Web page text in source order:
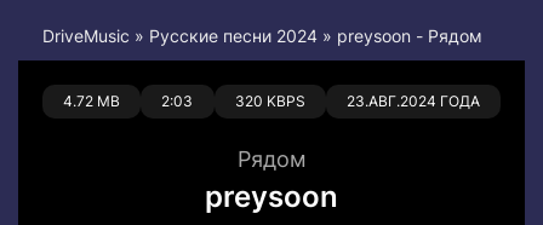
DriveMusic » Русские песни 2024 » preysoon - Рядом
4.72 MB 2:03 320 KBPS 23.АВГ.2024 ГОДА
0 0
Рядом
preysoon